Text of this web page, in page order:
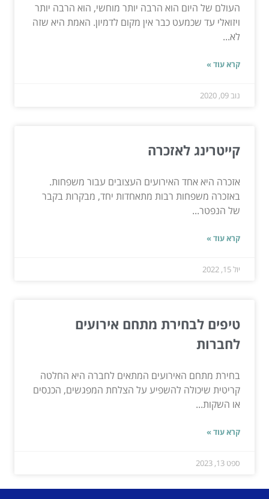
העולם של היום הוא הרבה יותר מוחשי, הוא הרבה יותר
ויזואלי עד שכמעט כבר אין מקום לדמיון. האמת היא שזה
לא...
קרא עוד »
נוב 09, 2020
קייטרינג לאזכרה
אזכרה היא אחד האירועים העצובים עבור משפחות.
באזכרה משפחות רבות מתאחדות יחד, מבקרות בקבר
של הנפטר...
קרא עוד »
יול 15, 2022
טיפים לבחירת מתחם אירועים
לחברות
בחירת מתחם האירועים המתאים לחברה היא החלטה
קריטית שיכולה להשפיע על הצלחת המפגשים, הכנסים
או השקות...
קרא עוד »
ספט 13, 2023